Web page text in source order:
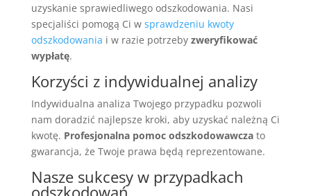
uzyskanie sprawiedliwego odszkodowania. Nasi
specjaliści pomogą Ci w sprawdzeniu kwoty
odszkodowania i w razie potrzeby zweryfikować
wypłatę.
Korzyści z indywidualnej analizy
Indywidualna analiza Twojego przypadku pozwoli
nam doradzić najlepsze kroki, aby uzyskać należną Ci
kwotę. Profesjonalna pomoc odszkodowawczato
gwarancja, że Twoje prawa będą reprezentowane.
Nasze sukcesy w przypadkach
odszkodowań